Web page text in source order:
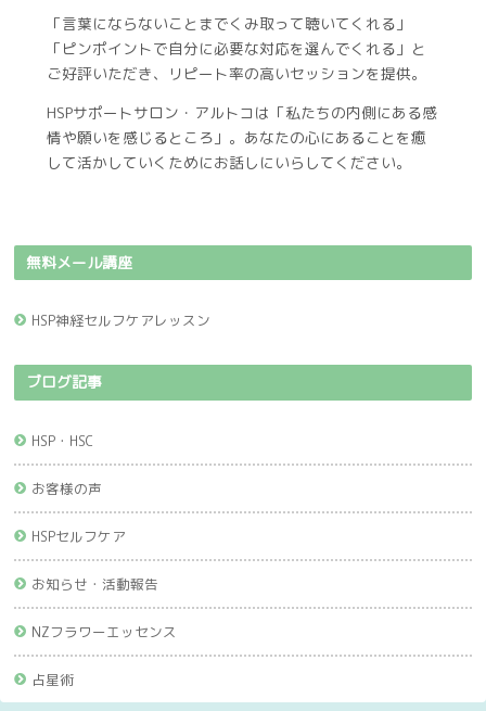
「言葉にならないことまでくみ取って聴いてくれる」
「ピンポイントで自分に必要な対応を選んでくれる」と
ご好評いただき、リピート率の高いセッションを提供。
HSPサポートサロン・アルトコは「私たちの内側にある感
情や願いを感じるところ」。あなたの心にあることを癒
して活かしていくためにお話しにいらしてください。
無料メール講座
HSP神経セルフケアレッスン
ブログ記事
HSP・HSC
お客様の声
HSPセルフケア
お知らせ・活動報告
NZフラワーエッセンス
占星術